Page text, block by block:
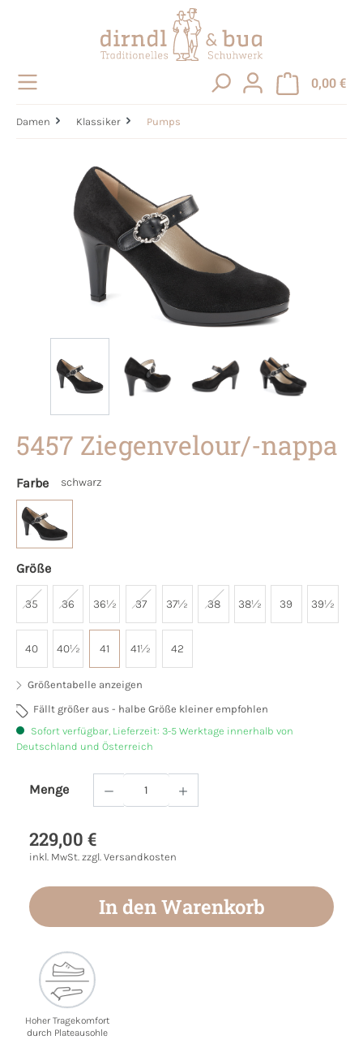
0,00 €
Damen Klassiker Pumps
Bildergalerie überspringen
5457 Ziegenvelour/-nappa
Farbe schwarz
Größe
35 36 36½ 37 37½ 38 38½ 39 39½
40 40½ 41 41½ 42
Größentabelle anzeigen
Fällt größer aus - halbe Größe kleiner empfohlen
Sofort verfügbar, Lieferzeit: 3-5 Werktage innerhalb von
Deutschland und Österreich
Menge
Produkt Anzahl: Gib den gewünschten
229,00 €
inkl. MwSt. zzgl. Versandkosten
In den Warenkorb
Hoher Tragekomfort
durch Plateausohle